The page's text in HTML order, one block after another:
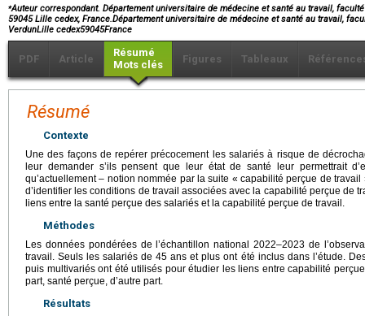
⁎Auteur correspondant. Département universitaire de médecine et santé au travail,
59045 Lille cedex, France.Département universitaire de médecine et santé au travail,
VerdunLille cedex59045France
PDF Article
Résumé
Mots clés
Figures Tableaux
Résumé
Contexte
Une des façons de repérer précocement les salariés à risque de
leur demander s’ils pensent que leur état de santé leur permettrait
qu’actuellement – notion nommée par la suite « capabilité perçue de travail
d’identifier les conditions de travail associées avec la capabilité perçue de
liens entre la santé perçue des salariés et la capabilité perçue de travail.
Méthodes
Les données pondérées de l’échantillon national 2022–2023 de
travail. Seuls les salariés de 45 ans et plus ont été inclus dans l’étude.
puis multivariés ont été utilisés pour étudier les liens entre capabilité
part, santé perçue, d’autre part.
Résultats